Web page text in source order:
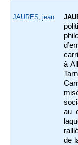
JAURES, jean
à
au
de